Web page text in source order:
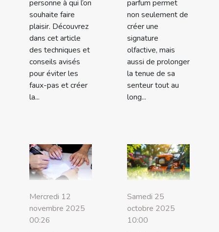
personne à qui l’on
souhaite faire
plaisir. Découvrez
dans cet article
des techniques et
conseils avisés
pour éviter les
faux-pas et créer
la...
parfum permet
non seulement de
créer une
signature
olfactive, mais
aussi de prolonger
la tenue de sa
senteur tout au
long...
Mercredi 12
novembre 2025
00:26
Samedi 25
octobre 2025
10:00